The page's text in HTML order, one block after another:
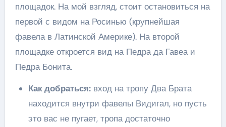
площадок. На мой взгляд, стоит остановиться на
первой с видом на Росинью (крупнейшая
фавела в Латинской Америке). На второй
площадке откроется вид на Педра да Гавеа и
Педра Бонита.
Как добраться:вход на тропу Два Брата
находится внутри фавелы Видигал, но пусть
это вас не пугает, тропа достаточно